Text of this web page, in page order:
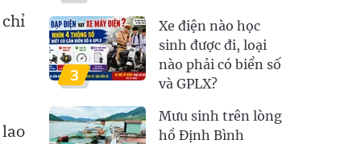
3
Xe điện nào học
sinh được đi, loại
nào phải có biển số
và GPLX?
Mưu sinh trên lòng
hồ Định Bình